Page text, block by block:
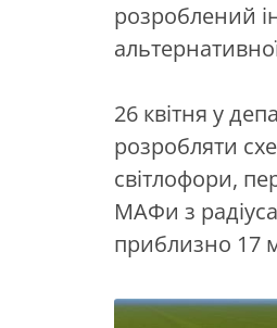
розроблений
26 квітня у
розробляти
світлофори,
МАФи з
приблизно 17